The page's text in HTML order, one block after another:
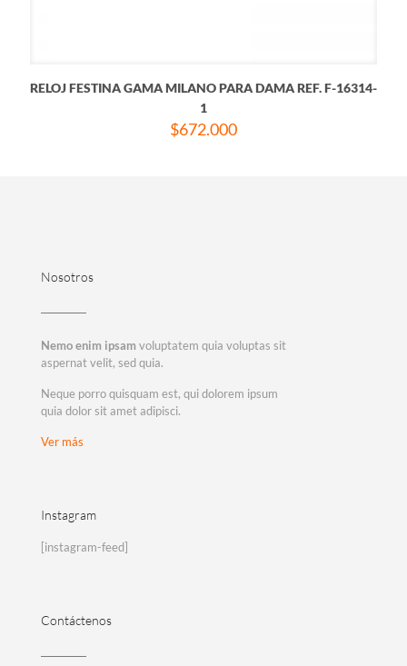
RELOJ FESTINA GAMA MILANO PARA DAMA REF. F-16314-
1
$672.000
Nosotros
Nemo enim ipsam voluptatem quia voluptas sit
aspernat velit, sed quia.
Neque porro quisquam est, qui dolorem ipsum
quia dolor sit amet adipisci.
Ver más
Instagram
[instagram-feed]
Contáctenos